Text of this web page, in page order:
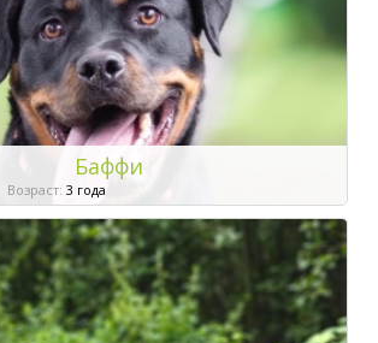
Баффи
Возраст: 3 года